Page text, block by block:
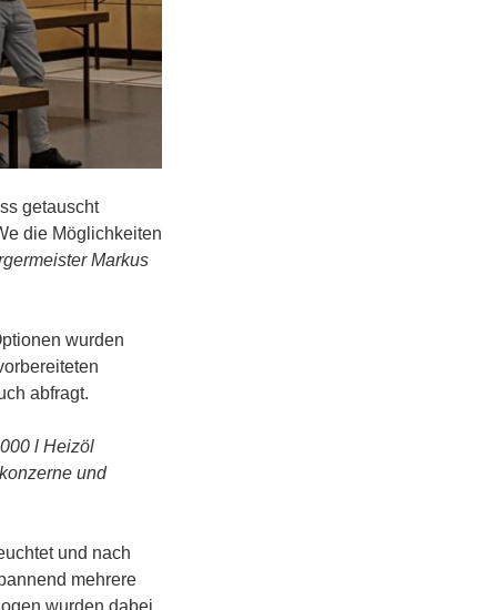
getauscht
die Möglichkeiten
Markus
wurden
abfragt.
l Heizöl
und
und nach
mehrere